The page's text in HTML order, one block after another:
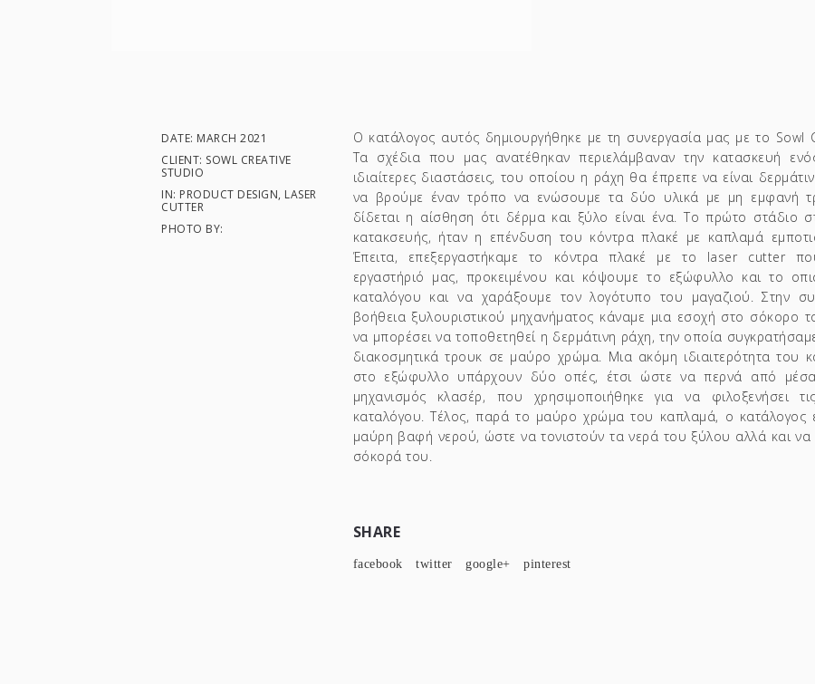
DATE: MARCH 2021
CLIENT: SOWL CREATIVE
STUDIO
IN: PRODUCT DESIGN, LASER
CUTTER
PHOTO BY:
Ο κατάλογος αυτός δημιουργήθηκε με τη συνεργασία μας με το Sowl
Τα σχέδια που μας ανατέθηκαν περιελάμβαναν την κατασκευή
ιδιαίτερες διαστάσεις, του οποίου η ράχη θα έπρεπε να είναι
να βρούμε έναν τρόπο να ενώσουμε τα δύο υλικά με μη εμφανή
δίδεται η αίσθηση ότι δέρμα και ξύλο είναι ένα. Το πρώτο στάδιο
κατακσευής, ήταν η επένδυση του κόντρα πλακέ με καπλαμά
Έπειτα, επεξεργαστήκαμε το κόντρα πλακέ με το laser cutter
εργαστήριό μας, προκειμένου και κόψουμε το εξώφυλλο και το
καταλόγου και να χαράξουμε τον λογότυπο του μαγαζιού. Στην
βοήθεια ξυλουριστικού μηχανήματος κάναμε μια εσοχή στο σόκορο
να μπορέσει να τοποθετηθεί η δερμάτινη ράχη, την οποία
διακοσμητικά τρουκ σε μαύρο χρώμα. Μια ακόμη ιδιαιτερότητα του
στο εξώφυλλο υπάρχουν δύο οπές, έτσι ώστε να περνά από μέσα
μηχανισμός κλασέρ, που χρησιμοποιήθηκε για να φιλοξενήσει
καταλόγου. Τέλος, παρά το μαύρο χρώμα του καπλαμά, ο κατάλογος
μαύρη βαφή νερού, ώστε να τονιστούν τα νερά του ξύλου αλλά και
σόκορά του.
SHARE
facebook twitter google+ pinterest